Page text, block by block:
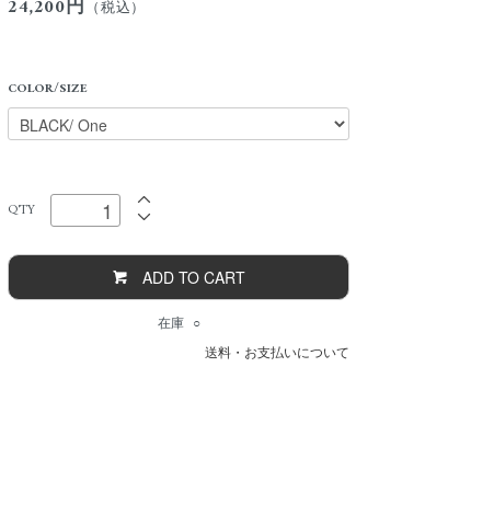
24,200円 （税込）
COLOR/SIZE
Q'TY
ADD TO CART
在庫 ○
送料・お支払いについて